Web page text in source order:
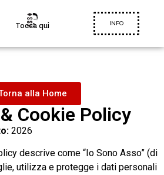
Tocca qui INFO
alla Home
Cookie Policy
2026
descrive come “Io Sono Asso” (di
utilizza e protegge i dati personali